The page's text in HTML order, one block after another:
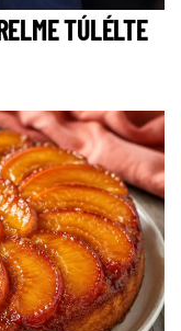
TÚLÉLTE